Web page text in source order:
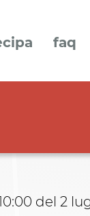
faq
del 2